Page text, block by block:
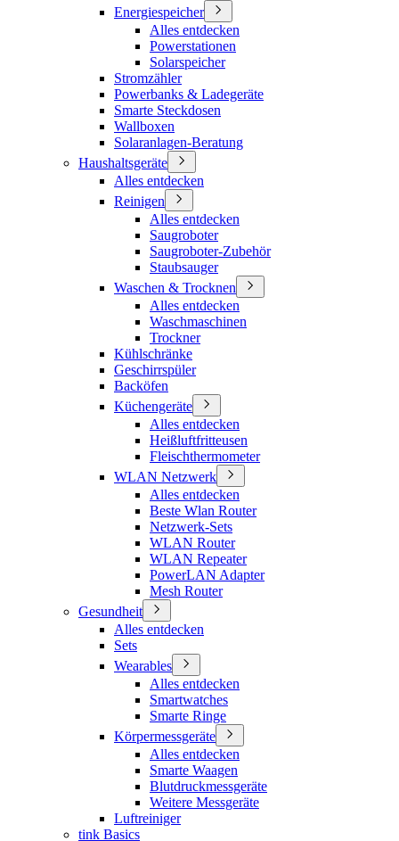
Energiespeicher
Alles entdecken
Powerstationen
Solarspeicher
Stromzähler
Powerbanks & Ladegeräte
Smarte Steckdosen
Wallboxen
Solaranlagen-Beratung
Haushaltsgeräte
Alles entdecken
Reinigen
Alles entdecken
Saugroboter
Saugroboter-Zubehör
Staubsauger
Waschen & Trocknen
Alles entdecken
Waschmaschinen
Trockner
Kühlschränke
Geschirrspüler
Backöfen
Küchengeräte
Alles entdecken
Heißluftfritteusen
Fleischthermometer
WLAN Netzwerk
Alles entdecken
Beste Wlan Router
Netzwerk-Sets
WLAN Router
WLAN Repeater
PowerLAN Adapter
Mesh Router
Gesundheit
Alles entdecken
Sets
Wearables
Alles entdecken
Smartwatches
Smarte Ringe
Körpermessgeräte
Alles entdecken
Smarte Waagen
Blutdruckmessgeräte
Weitere Messgeräte
Luftreiniger
tink Basics